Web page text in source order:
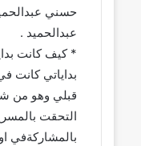
حسني
عبدالحميد .
* كيف كانت
بداياتي كانت
التحقت
بالمشاركةفي